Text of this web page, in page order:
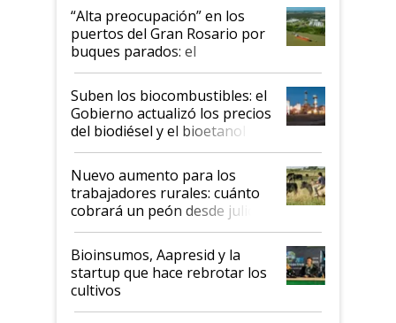
“Alta preocupación” en los
puertos del Gran Rosario por
buques parados: el
funcionamiento de las
exportadoras en tensión tras
la medida de fuerza de los
prácticos
Suben los biocombustibles: el
Gobierno actualizó los precios
del biodiésel y el bioetanol
Nuevo aumento para los
trabajadores rurales: cuánto
cobrará un peón desde julio
Bioinsumos, Aapresid y la
startup que hace rebrotar los
cultivos